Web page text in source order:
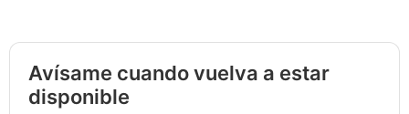
Avísame cuando vuelva a estar
disponible